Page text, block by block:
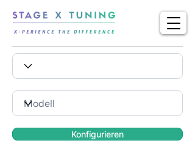
Konfigurieren